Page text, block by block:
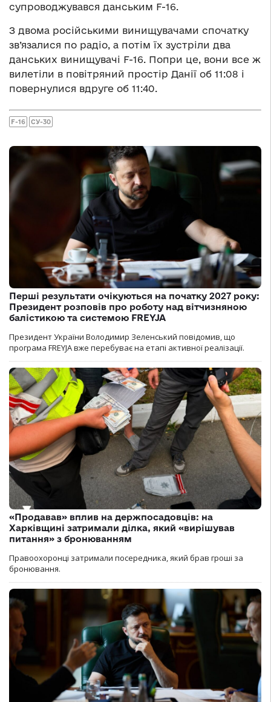
супроводжувався данським F-16.
З двома російськими винищувачами спочатку
зв’язалися по радіо, а потім їх зустріли два
данських винищувачі F-16. Попри це, вони все ж
вилетіли в повітряний простір Данії об 11:08 і
повернулися вдруге об 11:40.
F-16 СУ-30
Перші результати очікуються на початку 2027 року:
Президент розповів про роботу над вітчизняною
балістикою та системою FREYJA
Президент України Володимир Зеленський повідомив, що
програма FREYJA вже перебуває на етапі активної реалізації.
«Продавав» вплив на держпосадовців: на
Харківщині затримали ділка, який «вирішував
питання» з бронюванням
Правоохоронці затримали посередника, який брав гроші за
бронювання.